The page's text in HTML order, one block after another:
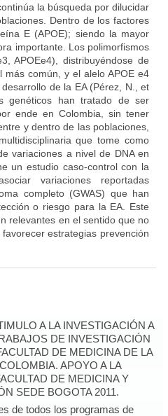
la búsqueda por dilucidar
Dentro de los factores
E (APOE); siendo la mayor
importante. Los polimorfismos
APOEe4), distribuyéndose de
común, y el alelo APOE e4
de la EA (Pérez, N., et
genéticos han tratado de ser
ende en Colombia, sin tener
y dentro de las poblaciones,
que tome como
variaciones a nivel de DNA en
un estudio caso-control con la
variaciones reportadas
completo (GWAS) que han
o riesgo para la EA. Este
relevantes en el sentido que no
estrategias prevención
A LA INVESTIGACIÓN A
DE INVESTIGACIÓN
DE MEDICINA DE LA
APOYO A LA
DE MEDICINA Y
SEDE BOGOTA 2011.
de todos los programas de